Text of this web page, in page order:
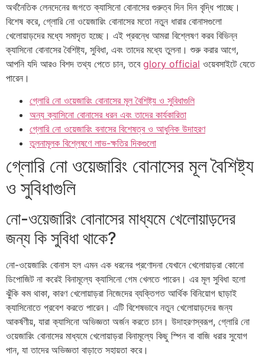
অর্থনৈতিক লেনদেনের জগতে ক্যাসিনো বোনাসের গুরুত্ব দিন দিন বৃদ্ধি পাচ্ছে।
বিশেষ করে, গ্লোরি নো ওয়েজারিং বোনাসের মতো নতুন ধারার বোনাসগুলো
খেলোয়াড়দের মধ্যে সমাদৃত হচ্ছে। এই প্রবন্ধে আমরা বিশ্লেষণ করব বিভিন্ন
ক্যাসিনো বোনাসের বৈশিষ্ট্য, সুবিধা, এবং তাদের মধ্যে তুলনা। শুরু করার আগে,
আপনি যদি আরও বিশদ তথ্য পেতে চান, তবে glory official ওয়েবসাইটে যেতে
পারেন।
গ্লোরি নো ওয়েজারিং বোনাসের মূল বৈশিষ্ট্য ও সুবিধাগুলি
অন্য ক্যাসিনো বোনাসের ধরন এবং তাদের কার্যকারিতা
গ্লোরি নো ওয়েজারিং বনাসের বিশেষত্ব ও আধুনিক উদাহরণ
তুলনামূলক বিশ্লেষণে লাভ-ক্ষতির দিকগুলো
গ্লোরি নো ওয়েজারিং বোনাসের মূল বৈশিষ্ট্য
ও সুবিধাগুলি
নো-ওয়েজারিং বোনাসের মাধ্যমে খেলোয়াড়দের
জন্য কি সুবিধা থাকে?
নো-ওয়েজারিং বোনাস হল এমন এক ধরনের প্রণোদনা যেখানে খেলোয়াড়রা কোনো
ডিপোজিট না করেই বিনামূল্যে ক্যাসিনো গেম খেলতে পারেন। এর মূল সুবিধা হলো
ঝুঁকি কম থাকা, কারণ খেলোয়াড়রা নিজেদের ব্যক্তিগত আর্থিক বিনিয়োগ ছাড়াই
ক্যাসিনোতে প্রবেশ করতে পারেন। এটি বিশেষভাবে নতুন খেলোয়াড়দের জন্য
আকর্ষণীয়, যারা ক্যাসিনো অভিজ্ঞতা অর্জন করতে চান। উদাহরণস্বরূপ, গ্লোরি নো
ওয়েজারিং বোনাসের মাধ্যমে খেলোয়াড়রা বিনামূল্যে কিছু স্পিন বা বাজি ধরার সুযোগ
পান, যা তাদের অভিজ্ঞতা বাড়াতে সহায়তা করে।